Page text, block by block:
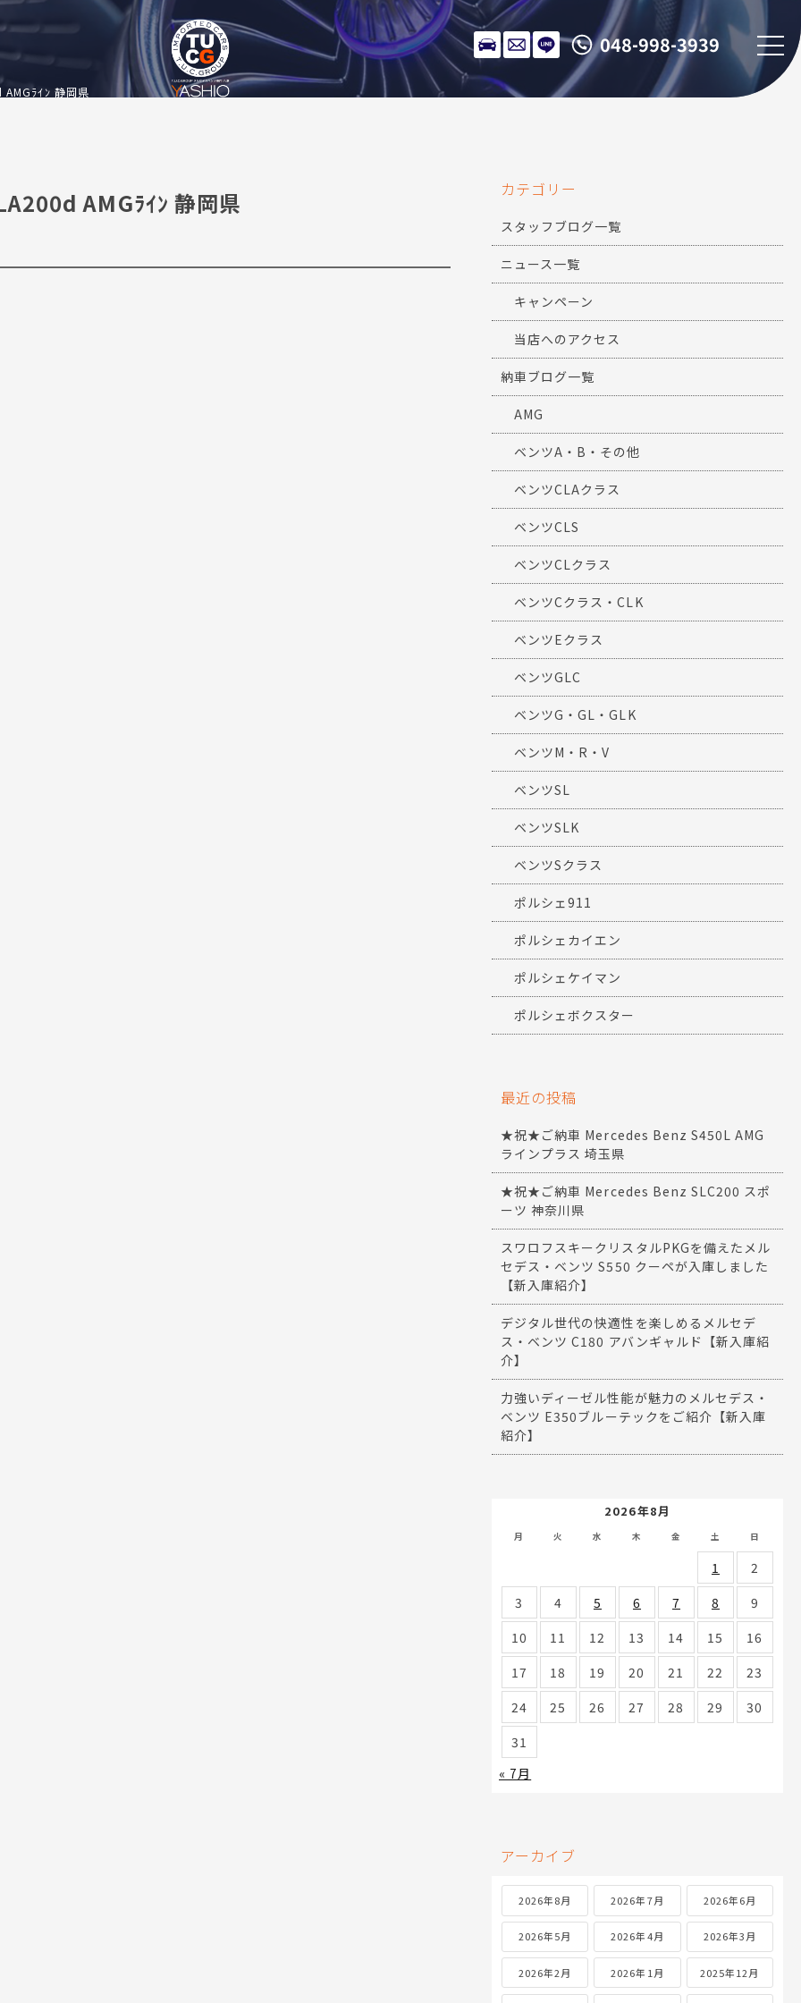
048-998-3939
ﾗｲﾝ 静岡県
AMGﾗｲﾝ 静岡県 カテゴリー
スタッフブログ一覧
ニュース一覧
キャンペーン
当店へのアクセス
納車ブログ一覧
AMG
ベンツA・B・その他
ベンツCLAクラス
ベンツCLS
ベンツCLクラス
ベンツCクラス・CLK
ベンツEクラス
ベンツGLC
ベンツG・GL・GLK
ベンツM・R・V
ベンツSL
ベンツSLK
ベンツSクラス
ポルシェ911
ポルシェカイエン
ポルシェケイマン
ポルシェボクスター
最近の投稿
★祝★ご納車 Mercedes Benz S450L AMG
ラインプラス 埼玉県
★祝★ご納車 Mercedes Benz SLC200 スポ
ーツ 神奈川県
スワロフスキークリスタルPKGを備えたメル
セデス・ベンツ S550 クーペが入庫しました
【新入庫紹介】
デジタル世代の快適性を楽しめるメルセデ
ス・ベンツ C180 アバンギャルド【新入庫紹
介】
力強いディーゼル性能が魅力のメルセデス・
ベンツ E350ブルーテックをご紹介【新入庫
紹介】
2026年8月
月 火 水 木 金 土 日
1
2
3
4 5 6 7 8
9
10
11 12 13 14 15
16
17
18 19 20 21 22
23
24
25 26 27 28 29
30
31
« 7月
アーカイブ
2026年8月 2026年7月 2026年6月
2026年5月 2026年4月 2026年3月
2026年2月 2026年1月 2025年12月